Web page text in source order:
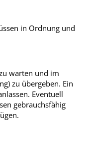
in Ordnung und
warten und im
zu übergeben. Ein
Eventuell
gebrauchsfähig